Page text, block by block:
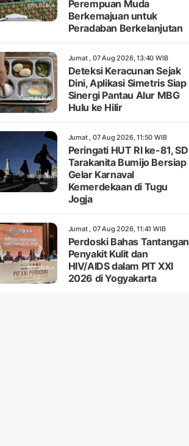
Perempuan Muda
Berkemajuan untuk
Peradaban Berkelanjutan
Jumat , 07 Aug 2026, 13:40 WIB
Deteksi Keracunan Sejak
Dini, Aplikasi Simetris Siap
Sinergi Pantau Alur MBG
Hulu ke Hilir
Jumat , 07 Aug 2026, 11:50 WIB
Peringati HUT RI ke-81, SD
Tarakanita Bumijo Bersiap
Gelar Karnaval
Kemerdekaan di Tugu
Jogja
Jumat , 07 Aug 2026, 11:41 WIB
Perdoski Bahas Tantangan
Penyakit Kulit dan
HIV/AIDS dalam PIT XXI
2026 di Yogyakarta